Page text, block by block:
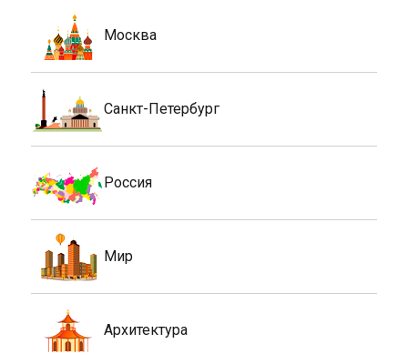
Москва
Санкт-Петербург
Россия
Мир
Архитектура